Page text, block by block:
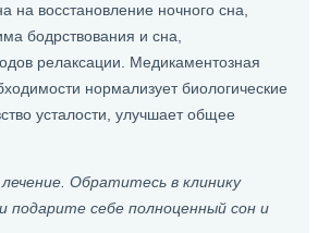
на восстановление ночного сна,
бодрствования и сна,
релаксации. Медикаментозная
нормализует биологические
усталости, улучшает общее
Обратитесь в клинику
подарите себе полноценный сон и